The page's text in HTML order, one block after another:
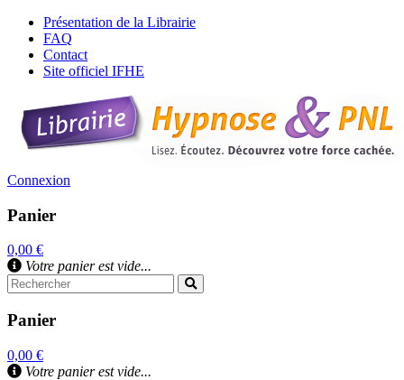
Présentation de la Librairie
FAQ
Contact
Site officiel IFHE
Connexion
Panier
0,00 €
Votre panier est vide...
Panier
0,00 €
Votre panier est vide...